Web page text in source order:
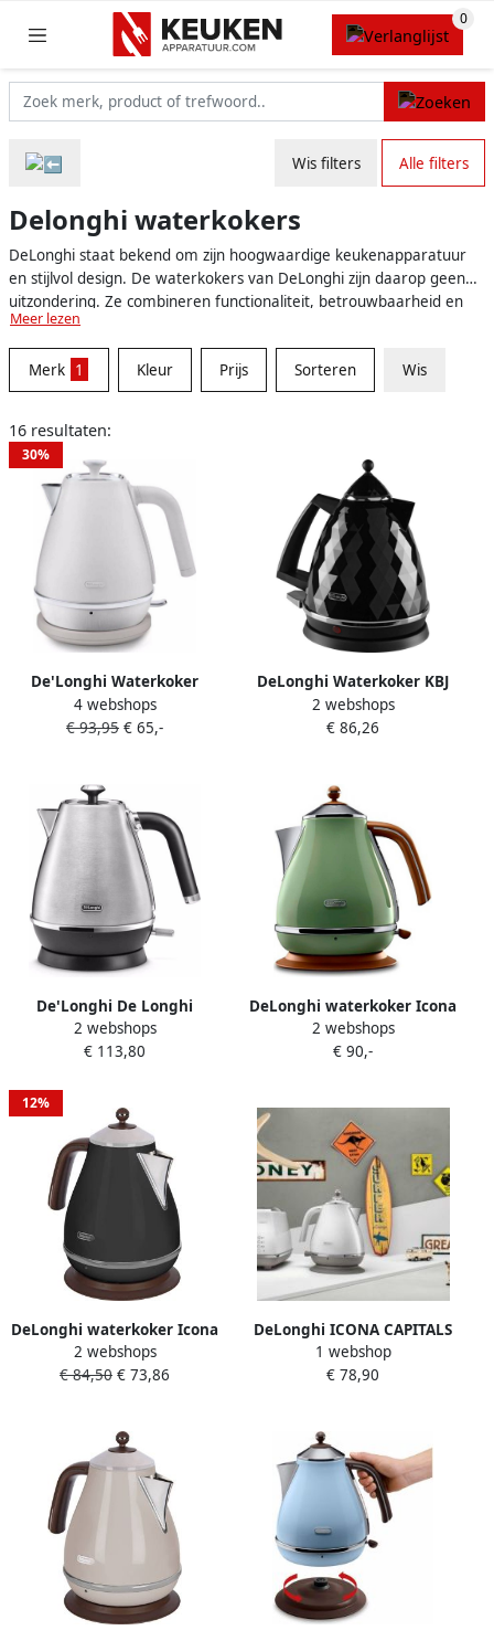
Wis filters Alle filters
Delonghi waterkokers
DeLonghi staat bekend om zijn hoogwaardige keukenapparatuur
en stijlvol design. De waterkokers van DeLonghi zijn daarop geen
uitzondering. Ze combineren functionaliteit, betrouwbaarheid en
elegantie, waardoor ze niet alleen uitstekend presteren, maar ook
een echte blikvanger zijn in elke keuken. De waterkokers van
DeLonghi zijn verkrijgbaar in verschillende modellen, kleuren en
capaciteiten, zodat er altijd een geschikte optie is voor elke smaak
Meer lezen
Merk 1 Kleur Prijs Sorteren Wis
16 resultaten:
30%
De'Longhi Waterkoker
Distinta Moments KBIN
2001.W – Sunshine White 1
4 webshops
€ 93,95 € 65,-
DeLonghi Waterkoker KBJ
2001.BK
2 webshops
€ 86,26
De'Longhi De Longhi
waterkoker KBI2001.M
2 webshops
€ 113,80
DeLonghi waterkoker Icona
Vintage KBOV 2001.GR 1 7
liter
2 webshops
€ 90,-
12%
DeLonghi waterkoker Icona
Vintage KBOV 2001.BK 1 7
liter
2 webshops
€ 84,50 € 73,86
DeLonghi ICONA CAPITALS
waterkoker 1 7L Roestvrij
staal Afneembare en 360°
1 webshop
€ 78,90